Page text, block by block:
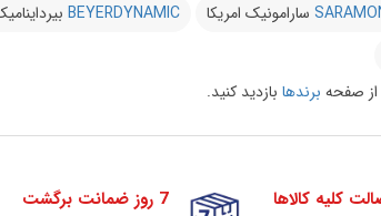
سارامونیک امریکا BEYERDYNAMIC
صفحه برندها بازدید کنید.
کلیه کالاها 7 روز ضمانت برگشت